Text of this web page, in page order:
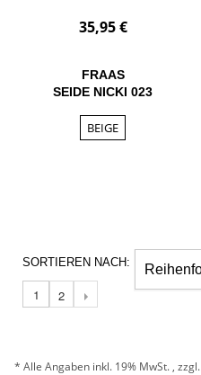
35,95 €
FRAAS
SEIDE NICKI 023
BEIGE
SORTIEREN NACH
1 2
* Alle Angaben inkl. 19% MwSt. , zzgl.